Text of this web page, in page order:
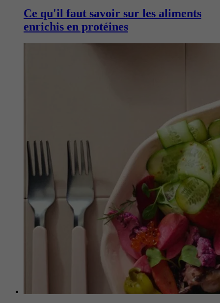
Ce qu'il faut savoir sur les aliments
enrichis en protéines